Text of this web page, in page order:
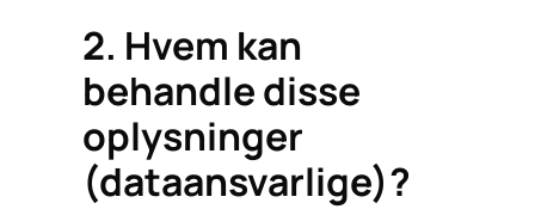
2. Hvem kan
behandle disse
oplysninger
(dataansvarlige)?